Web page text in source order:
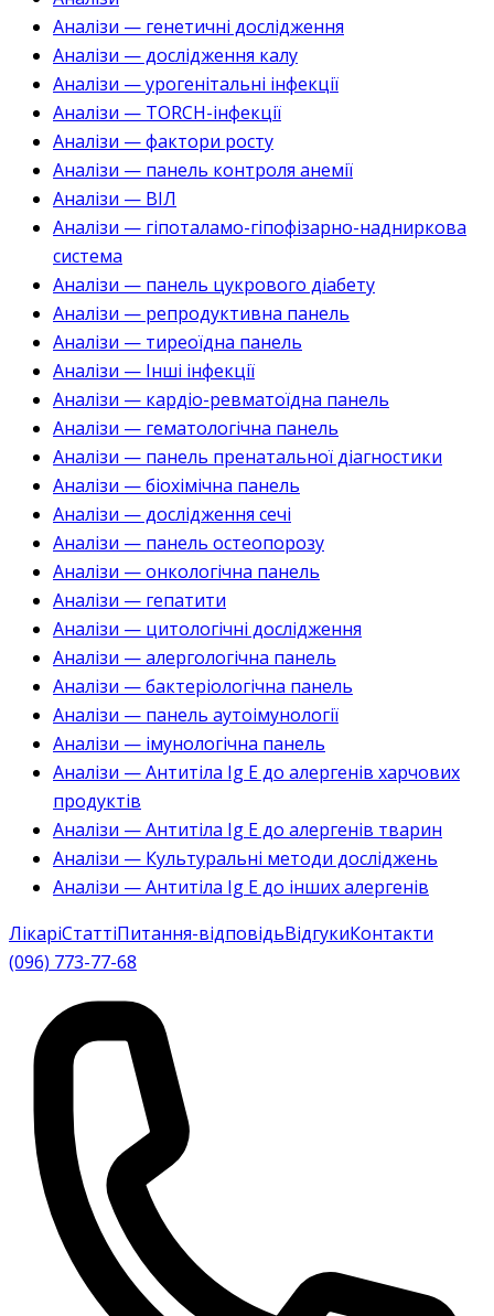
Аналізи — генетичні дослідження
Аналізи — дослідження калу
Аналізи — урогенітальні інфекції
Аналізи — TORCH-інфекції
Аналізи — фактори росту
Аналізи — панель контроля анемії
Аналізи — ВІЛ
Аналізи — гіпоталамо-гіпофізарно-надниркова
система
Аналізи — панель цукрового діабету
Аналізи — репродуктивна панель
Аналізи — тиреоїдна панель
Аналізи — Інші інфекції
Аналізи — кардіо-ревматоїдна панель
Аналізи — гематологічна панель
Аналізи — панель пренатальної діагностики
Аналізи — біохімічна панель
Аналізи — дослідження сечі
Аналізи — панель остеопорозу
Аналізи — онкологічна панель
Аналізи — гепатити
Аналізи — цитологічні дослідження
Аналізи — алергологічна панель
Аналізи — бактеріологічна панель
Аналізи — панель аутоімунології
Аналізи — імунологічна панель
Аналізи — Антитіла Ig E до алергенів харчових
продуктів
Аналізи — Антитіла Ig E до алергенів тварин
Аналізи — Культуральні методи досліджень
Аналізи — Антитіла Ig E до інших алергенів
ЛікаріСтаттіПитання-відповідьВідгукиКонтакти
(096) 773-77-68